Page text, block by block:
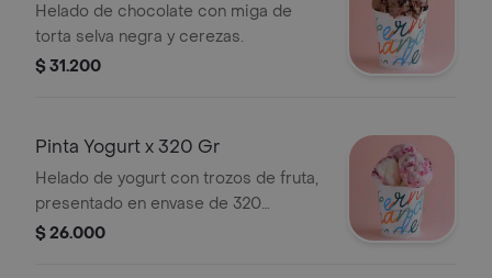
Helado de chocolate con miga de
torta selva negra y cerezas.
$ 31.200
Pinta Yogurt x 320 Gr
Helado de yogurt con trozos de fruta,
presentado en envase de 320
gramos.
$ 26.000